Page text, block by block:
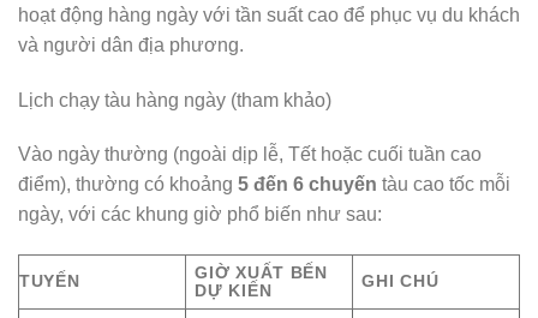
hoạt động hàng ngày với tần suất cao để phục vụ du khách
và người dân địa phương.
Lịch chạy tàu hàng ngày (tham khảo)
Vào ngày thường (ngoài dịp lễ, Tết hoặc cuối tuần cao
điểm), thường có khoảng 5 đến 6 chuyến tàu cao tốc mỗi
ngày, với các khung giờ phổ biến như sau:
TUYẾN
GIỜ XUẤT BẾN
DỰ KIẾN
GHI CHÚ